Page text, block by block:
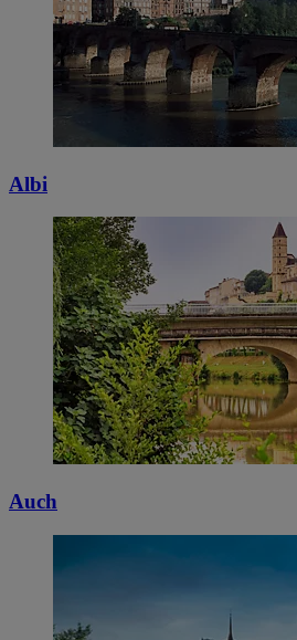
Albi
Auch